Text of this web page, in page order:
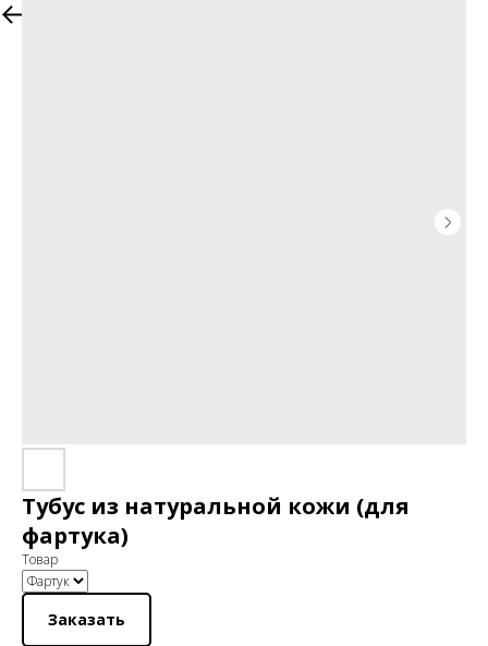
Тубус из натуральной кожи (для
фартука)
Товар
Заказать